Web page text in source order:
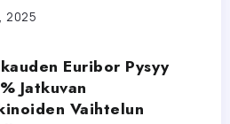
2025
Euribor Pysyy
Jatkuvan
Vaihtelun